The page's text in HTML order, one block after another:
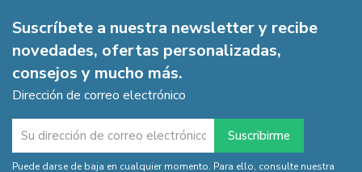
Suscríbete a nuestra newsletter y recibe
novedades, ofertas personalizadas,
consejos y mucho más.
Dirección de correo electrónico
Puede darse de baja en cualquier momento. Para ello, consulte nuestra